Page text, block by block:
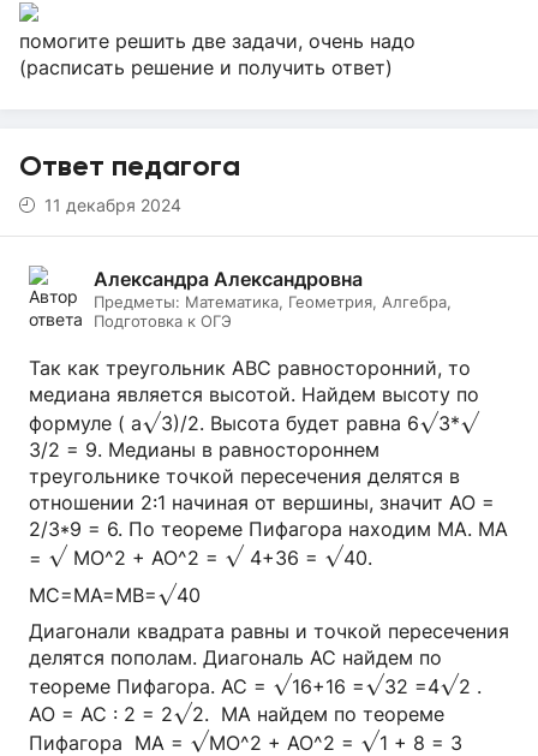
помогите решить две задачи, очень надо
(расписать решение и получить ответ)
Ответ педагога
11 декабря 2024
Александра Александровна
Предметы: Математика, Геометрия, Алгебра,
Подготовка к ОГЭ
Так как треугольник АВС равносторонний, то
медиана является высотой. Найдем высоту по
формуле ( а√3)/2. Высота будет равна 6√3*√
3/2 = 9. Медианы в равностороннем
треугольнике точкой пересечения делятся в
отношении 2:1 начиная от вершины, значит АО =
2/3*9 = 6. По теореме Пифагора находим МА. МА
= √ МО^2 + АО^2 = √ 4+36 = √40.​
МС=МА=МВ=√40
Диагонали квадрата равны и точкой пересечения
делятся пополам. Диагональ АС найдем по
теореме Пифагора. АС = √16+16 =√32 =4√2 .
АО = АС : 2 = 2√2. МА найдем по теореме
Пифагора МА = √МO^2 + AO^2 = √1 + 8 = 3